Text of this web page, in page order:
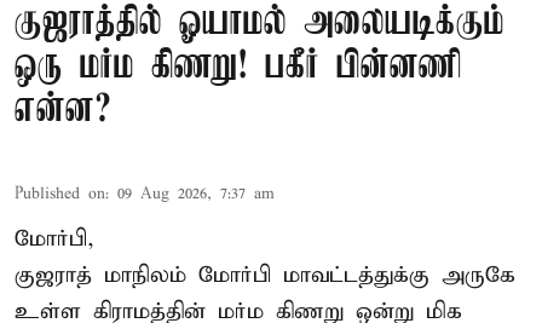
குஜராத்தில் ஓயாமல் அலையடிக்கும்
ஒரு மர்ம கிணறு! பகீர் பின்னணி
என்ன?
Published on: 09 Aug 2026, 7:37 am
மோர்பி,
குஜராத் மாநிலம் மோர்பி மாவட்டத்துக்கு அருகே
உள்ள கிராமத்தின் மர்ம கிணறு ஒன்று மிக